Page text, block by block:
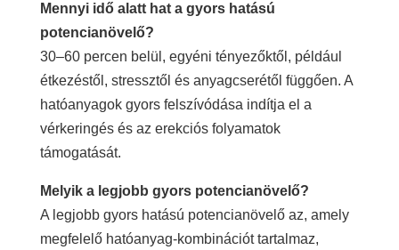
Mennyi idő alatt hat a gyors hatású
potencianövelő?
30–60 percen belül, egyéni tényezőktől, például
étkezéstől, stressztől és anyagcserétől függően. A
hatóanyagok gyors felszívódása indítja el a
vérkeringés és az erekciós folyamatok
támogatását.
Melyik a legjobb gyors potencianövelő?
A legjobb gyors hatású potencianövelő az, amely
megfelelő hatóanyag-kombinációt tartalmaz,